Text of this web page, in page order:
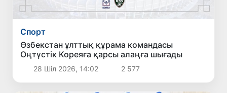
Спорт
Өзбекстан ұлттық құрама командасы
Оңтүстік Кореяға қарсы алаңға шығады
28 Шіл 2026, 14:02 2 577